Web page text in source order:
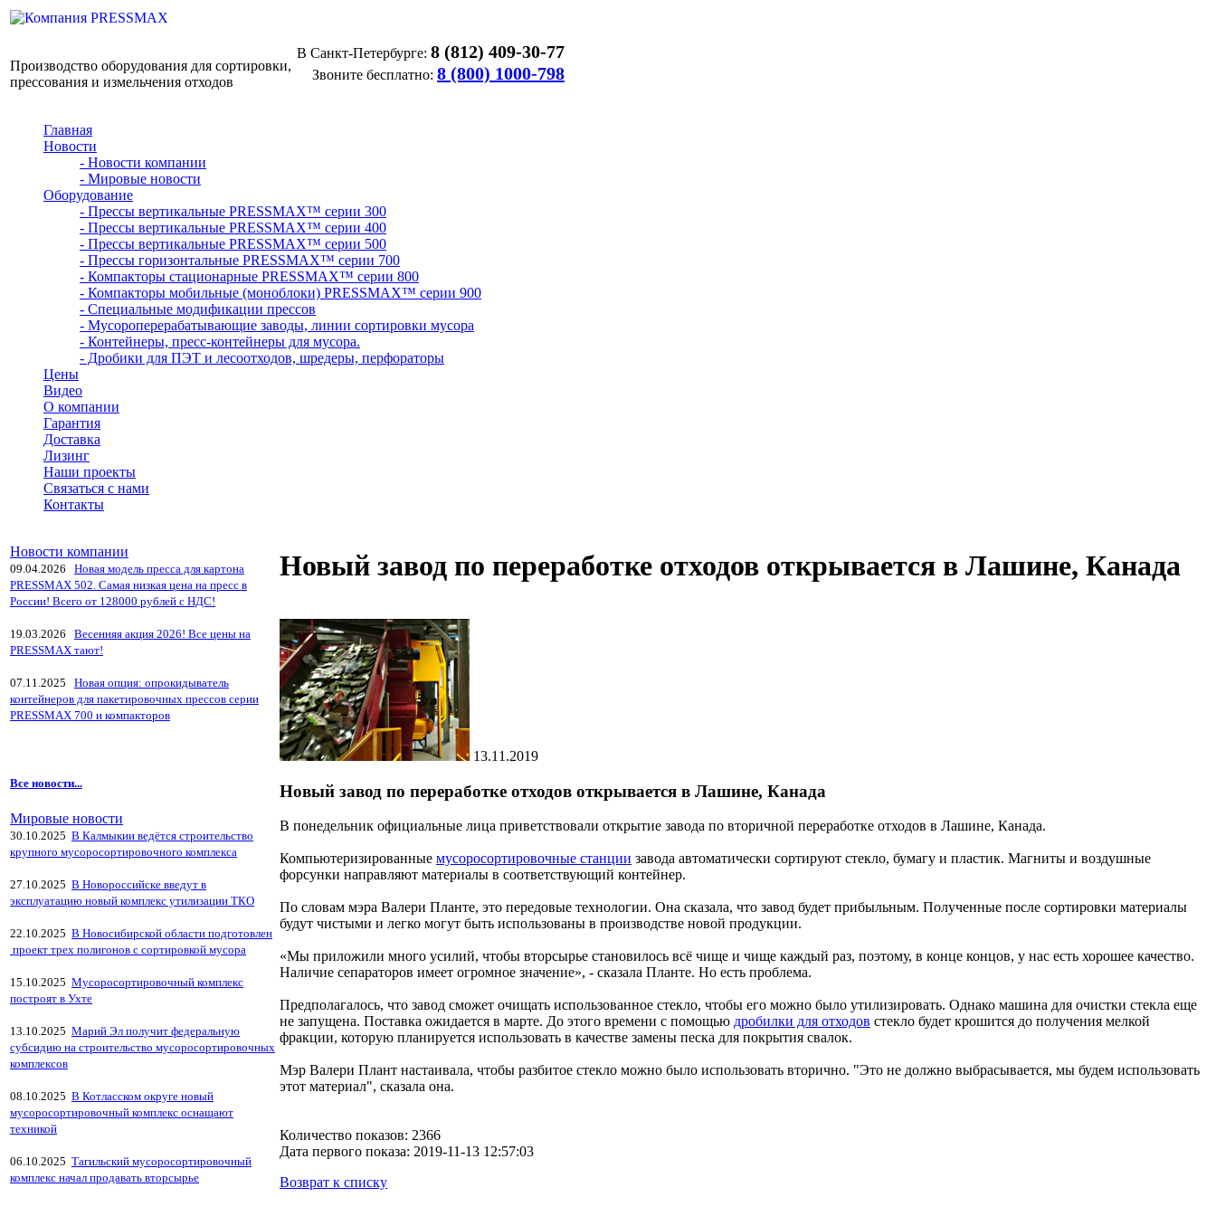
Производство оборудования для сортировки,
прессования и измельчения отходов
В Санкт-Петербурге: 8 (812) 409-30-77
Звоните бесплатно: 8 (800) 1000-798
Главная
Новости
- Новости компании
- Мировые новости
Оборудование
- Прессы вертикальные PRESSMAX™ серии 300
- Прессы вертикальные PRESSMAX™ серии 400
- Прессы вертикальные PRESSMAX™ серии 500
- Прессы горизонтальные PRESSMAX™ серии 700
- Компакторы стационарные PRESSMAX™ серии 800
- Компакторы мобильные (моноблоки) PRESSMAX™ серии 900
- Специальные модификации прессов
- Мусороперерабатывающие заводы, линии сортировки мусора
- Контейнеры, пресс-контейнеры для мусора.
- Дробики для ПЭТ и лесоотходов, шредеры, перфораторы
Цены
Видео
О компании
Гарантия
Доставка
Лизинг
Наши проекты
Связаться с нами
Контакты
Новости компании
09.04.2026
Новая модель пресса для картона
PRESSMAX 502. Самая низкая цена на пресс в
России! Всего от 128000 рублей с НДС!
19.03.2026
Весенняя акция 2026! Все цены на
PRESSMAX тают!
07.11.2025
Новая опция: опрокидыватель
контейнеров для пакетировочных прессов серии
PRESSMAX 700 и компакторов
Все новости...
Мировые новости
30.10.2025 В Калмыкии ведётся строительство
крупного мусоросортировочного комплекса
27.10.2025 В Новороссийске введут в
эксплуатацию новый комплекс утилизации ТКО
22.10.2025 В Новосибирской области подготовлен
проект трех полигонов с сортировкой мусора
15.10.2025 Мусоросортировочный комплекс
построят в Ухте
13.10.2025 Марий Эл получит федеральную
субсидию на строительство мусоросортировочных
комплексов
08.10.2025 В Котласском округе новый
мусоросортировочный комплекс оснащают
техникой
06.10.2025 Тагильский мусоросортировочный
комплекс начал продавать вторсырье
Новый завод по переработке отходов открывается в Лашине, Канада
13.11.2019
Новый завод по переработке отходов открывается в Лашине, Канада
В понедельник официальные лица приветствовали открытие завода по вторичной переработке отходов в Лашине, Канада.
Компьютеризированные мусоросортировочные станции завода автоматически сортируют стекло, бумагу и пластик. Магниты и воздушные
форсунки направляют материалы в соответствующий контейнер.
По словам мэра Валери Планте, это передовые технологии. Она сказала, что завод будет прибыльным. Полученные после сортировки материалы
будут чистыми и легко могут быть использованы в производстве новой продукции.
«Мы приложили много усилий, чтобы вторсырье становилось всё чище и чище каждый раз, поэтому, в конце концов, у нас есть хорошее качество.
Наличие сепараторов имеет огромное значение», - сказала Планте. Но есть проблема.
Предполагалось, что завод сможет очищать использованное стекло, чтобы его можно было утилизировать. Однако машина для очистки стекла еще
не запущена. Поставка ожидается в марте. До этого времени с помощью дробилки для отходов стекло будет крошится до получения мелкой
фракции, которую планируется использовать в качестве замены песка для покрытия свалок.
Мэр Валери Плант настаивала, чтобы разбитое стекло можно было использовать вторично. "Это не должно выбрасывается, мы будем использовать
этот материал", сказала она.
Количество показов: 2366
Дата первого показа: 2019-11-13 12:57:03
Возврат к списку